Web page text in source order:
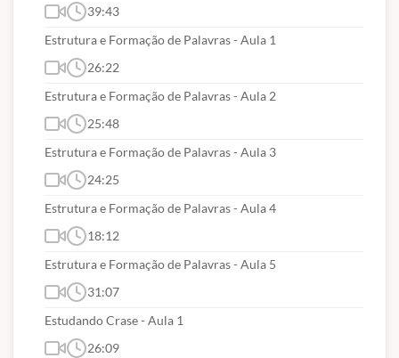
39:43
Estrutura e Formação de Palavras - Aula 1
26:22
Estrutura e Formação de Palavras - Aula 2
25:48
Estrutura e Formação de Palavras - Aula 3
24:25
Estrutura e Formação de Palavras - Aula 4
18:12
Estrutura e Formação de Palavras - Aula 5
31:07
Estudando Crase - Aula 1
26:09